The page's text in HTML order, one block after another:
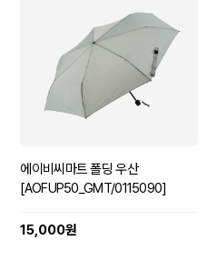
에이비씨마트 폴딩 우산
[AOFUP50_GMT/0115090]
15,000원